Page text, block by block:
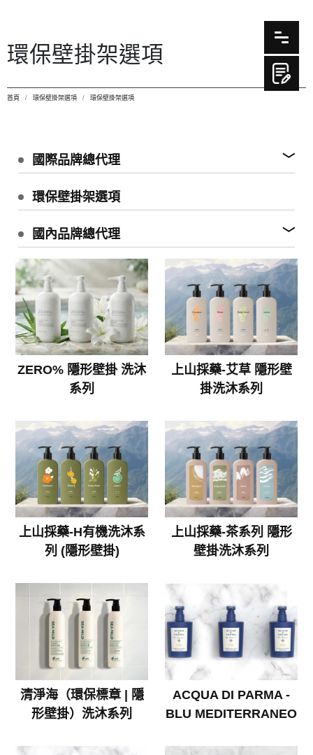
環保壁掛架選項
首頁 環保壁掛架選項 環保壁掛架選項
國際品牌總代理
環保壁掛架選項
國內品牌總代理
ZERO% 隱形壁掛 洗沐
系列
上山採藥-艾草 隱形壁
掛洗沐系列
上山採藥-H有機洗沐系
列 (隱形壁掛)
上山採藥-茶系列 隱形
壁掛洗沐系列
清淨海（環保標章 | 隱
形壁掛）洗沐系列
ACQUA DI PARMA -
BLU MEDITERRANEO